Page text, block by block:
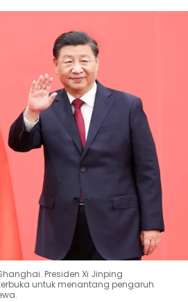
Presiden Xi Jinping
untuk menantang pengaruh